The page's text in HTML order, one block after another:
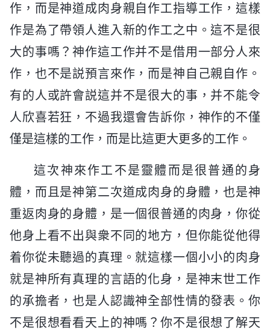
作，而是神道成肉身親自作工指導工作，這樣
作是為了帶領人進入新的作工之中。這不是很
大的事嗎？神作這工作并不是借用一部分人來
作，也不是説預言來作，而是神自己親自作。
有的人或許會説這并不是很大的事，并不能令
人欣喜若狂，不過我還會告訴你，神作的不僅
僅是這樣的工作，而是比這更大更多的工作。
這次神來作工不是靈體而是很普通的身
體，而且是神第二次道成肉身的身體，也是神
重返肉身的身體，是一個很普通的肉身，你從
他身上看不出與衆不同的地方，但你能從他得
着你從未聽過的真理。就這樣一個小小的肉身
就是神所有真理的言語的化身，是神末世工作
的承擔者，也是人認識神全部性情的發表。你
不是很想看看天上的神嗎？你不是很想了解天